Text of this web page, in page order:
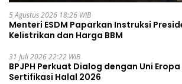
5 Agustus 2026 18:26 WIB
Menteri ESDM Paparkan Instruksi
Kelistrikan dan Harga BBM
31 Juli 2026 22:22 WIB
BPJPH Perkuat Dialog dengan Uni
Sertifikasi Halal 2026